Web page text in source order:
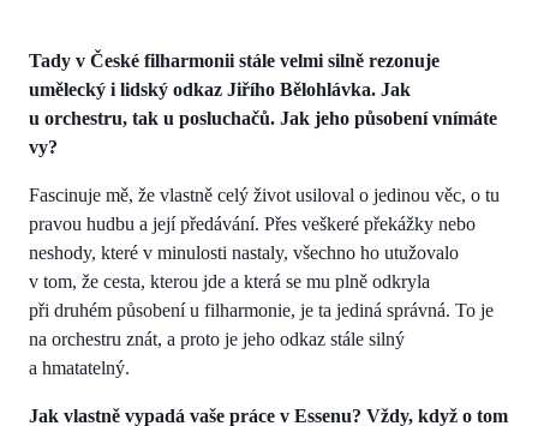
Tady v České filharmonii stále velmi silně rezonuje
umělecký i lidský odkaz Jiřího Bělohlávka. Jak
u orchestru, tak u posluchačů. Jak jeho působení vnímáte
vy?
Fascinuje mě, že vlastně celý život usiloval o jedinou věc, o tu
pravou hudbu a její předávání. Přes veškeré překážky nebo
neshody, které v minulosti nastaly, všechno ho utužovalo
v tom, že cesta, kterou jde a která se mu plně odkryla
při druhém působení u filharmonie, je ta jediná správná. To je
na orchestru znát, a proto je jeho odkaz stále silný
a hmatatelný.
Jak vlastně vypadá vaše práce v Essenu? Vždy, když o tom